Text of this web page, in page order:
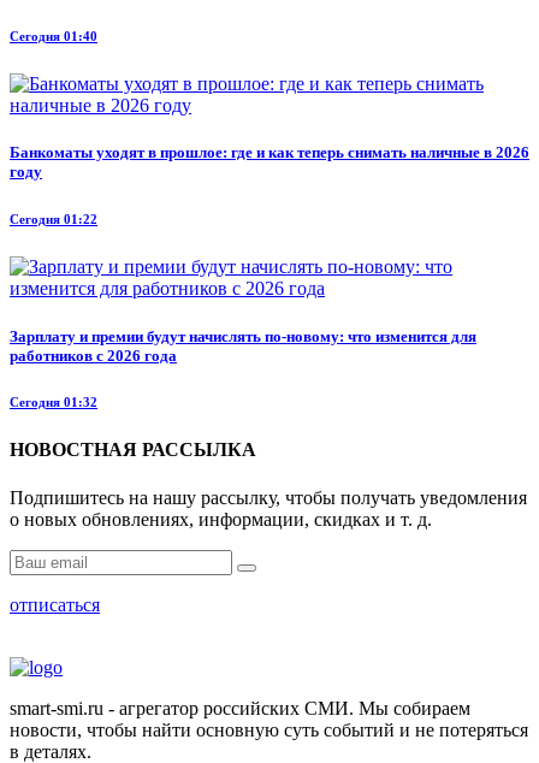
Сегодня 01:40
Банкоматы уходят в прошлое: где и как теперь снимать наличные в 2026
году
Сегодня 01:22
Зарплату и премии будут начислять по-новому: что изменится для
работников с 2026 года
Сегодня 01:32
НОВОСТНАЯ РАССЫЛКА
Подпишитесь на нашу рассылку, чтобы получать уведомления
о новых обновлениях, информации, скидках и т. д.
отписаться
smart-smi.ru - агрегатор российских СМИ. Мы собираем
новости, чтобы найти основную суть событий и не потеряться
в деталях.